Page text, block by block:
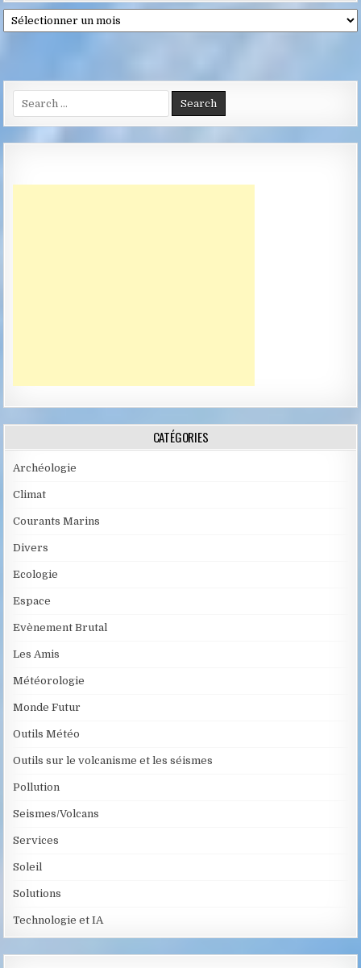
Archives
Search
for:
CATÉGORIES
Archéologie
Climat
Courants Marins
Divers
Ecologie
Espace
Evènement Brutal
Les Amis
Météorologie
Monde Futur
Outils Météo
Outils sur le volcanisme et les séismes
Pollution
Seismes/Volcans
Services
Soleil
Solutions
Technologie et IA